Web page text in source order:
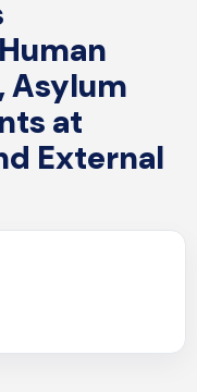
Asylum
at
External